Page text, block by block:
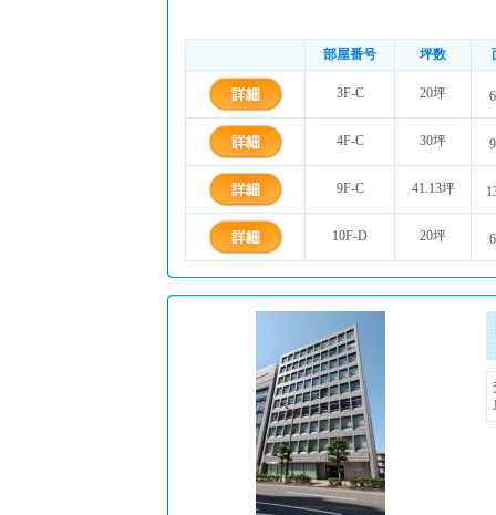
部屋番号 坪数
3F-C 20坪
4F-C 30坪
9F-C 41.13坪
10F-D 20坪